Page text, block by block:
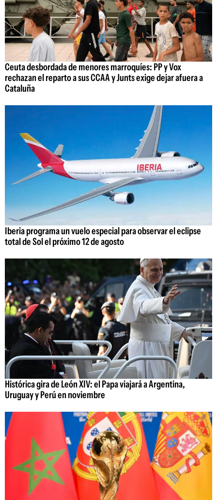
Ceuta desbordada de menores marroquíes: PP y Vox
rechazan el reparto a sus CCAA y Junts exige dejar afuera a
Cataluña
Iberia programa un vuelo especial para observar el eclipse
total de Sol el próximo 12 de agosto
Histórica gira de León XIV: el Papa viajará a Argentina,
Uruguay y Perú en noviembre